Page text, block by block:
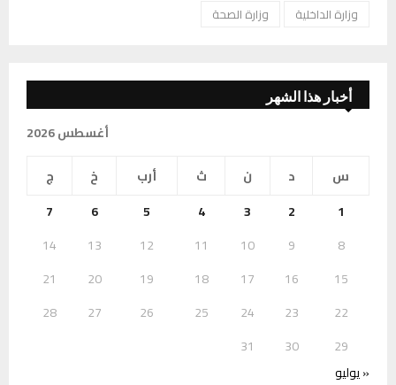
وزارة الداخلية
وزارة الصحة
أخبار هذا الشهر
أغسطس 2026
س
د ن ث أرب خ
ج
1
2
3
4
5
6
7
8
9
10
11
12
13
14
15
16
17
18
19
20
21
22
23
24
25
26
27
28
29
30
31
« يوليو